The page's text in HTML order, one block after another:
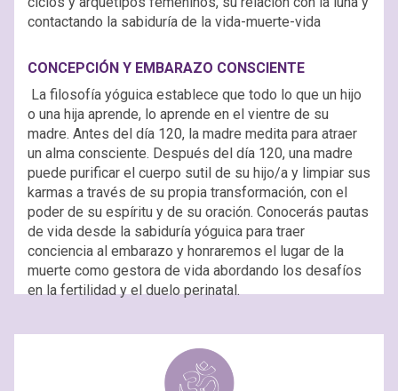
contactando la sabiduría de la vida-muerte-vida
CONCEPCIÓN Y EMBARAZO CONSCIENTE
La filosofía yóguica establece que todo lo que un hijo
o una hija aprende, lo aprende en el vientre de su
madre. Antes del día 120, la madre medita para atraer
un alma consciente. Después del día 120, una madre
puede purificar el cuerpo sutil de su hijo/a y limpiar sus
karmas a través de su propia transformación, con el
poder de su espíritu y de su oración. Conocerás pautas
de vida desde la sabiduría yóguica para traer
conciencia al embarazo y honraremos el lugar de la
muerte como gestora de vida abordando los desafíos
en la fertilidad y el duelo perinatal.